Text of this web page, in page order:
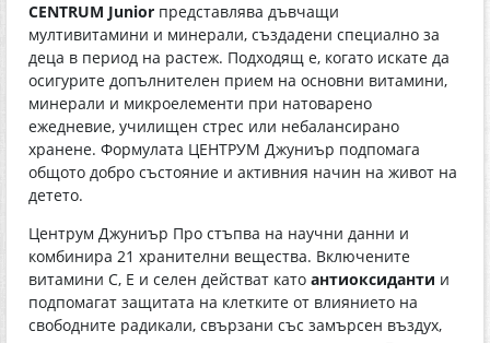
CENTRUM Junior представлява дъвчащи
мултивитамини и минерали, създадени специално за
деца в период на растеж. Подходящ е, когато искате да
осигурите допълнителен прием на основни витамини,
минерали и микроелементи при натоварено
ежедневие, училищен стрес или небалансирано
хранене. Формулата ЦЕНТРУМ Джуниър подпомага
общото добро състояние и активния начин на живот на
детето.
Центрум Джуниър Про стъпва на научни данни и
комбинира 21 хранителни вещества. Включените
витамини С, Е и селен действат като антиоксиданти и
подпомагат защитата на клетките от влиянието на
свободните радикали, свързани със замърсен въздух,